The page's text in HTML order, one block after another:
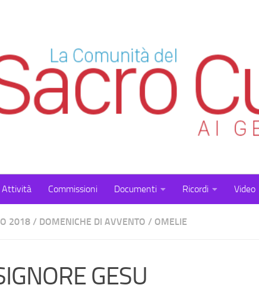
Attività Commissioni Documenti Ricordi Video
2018 / DOMENICHE DI AVVENTO / OMELIE
GESU